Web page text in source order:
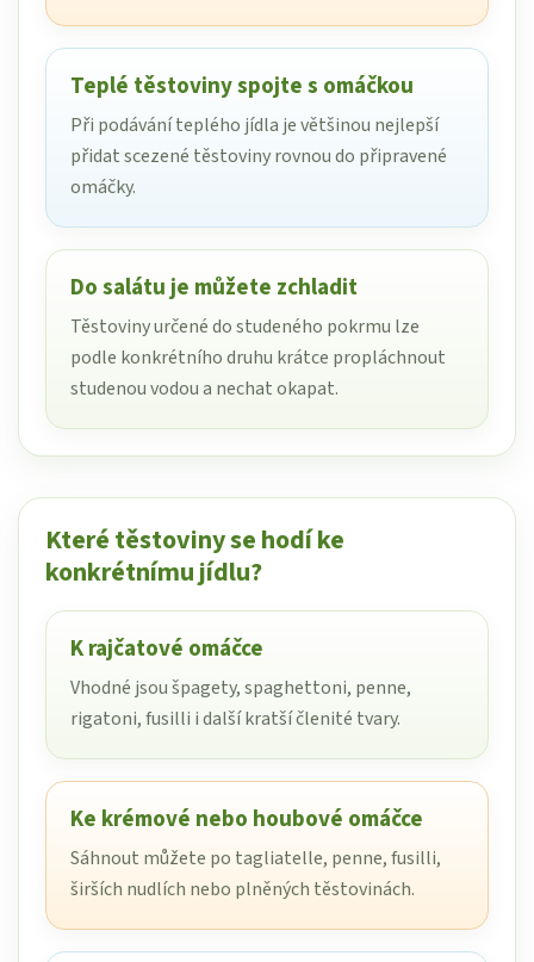
Teplé těstoviny spojte s omáčkou
Při podávání teplého jídla je většinou nejlepší
přidat scezené těstoviny rovnou do připravené
omáčky.
Do salátu je můžete zchladit
Těstoviny určené do studeného pokrmu lze
podle konkrétního druhu krátce propláchnout
studenou vodou a nechat okapat.
Které těstoviny se hodí ke
konkrétnímu jídlu?
K rajčatové omáčce
Vhodné jsou špagety, spaghettoni, penne,
rigatoni, fusilli i další kratší členité tvary.
Ke krémové nebo houbové omáčce
Sáhnout můžete po tagliatelle, penne, fusilli,
širších nudlích nebo plněných těstovinách.